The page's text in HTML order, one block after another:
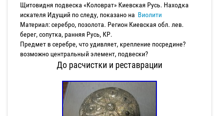
Щитовидня подвеска «Коловрат» Киевская Русь. Находка
искателя Идущий по следу, показано на Виолити
Материал: серебро, позолота. Регион Киевская обл. лев.
берег, сопутка, ранняя Русь, КР.
Предмет в серебре, что удивляет, крепление посредине?
возможно центральный элемент, подвески?
До расчистки и реставрации